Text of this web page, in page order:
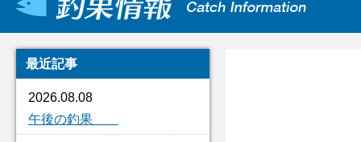
最近記事
2026.08.08
午後の釣果